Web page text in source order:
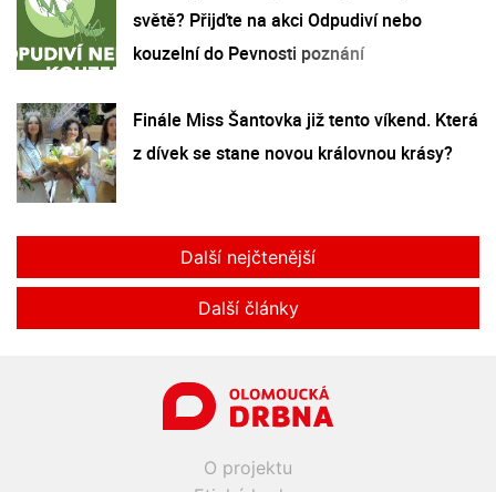
světě? Přijďte na akci Odpudiví nebo
kouzelní do Pevnosti poznání
Finále Miss Šantovka již tento víkend. Která
z dívek se stane novou královnou krásy?
Další nejčtenější
Další články
O projektu